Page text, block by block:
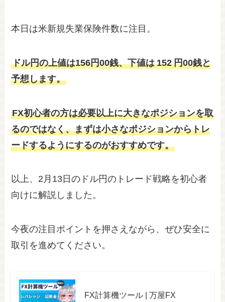
本日は米新規失業保険件数に注目。
ドル円の上値は156円00銭、下値は 152 円00銭と
予想します。
FX初心者の方は必要以上に大きなポジションを取
るのではなく、まずは小さなポジションからトレ
ードするようにするのがおすすめです。
以上、2月13日のドル円のトレード戦略を初心者
向けに解説しました。
今夜の注目ポイントを押さえながら、ぜひ安全に
取引を進めてください。
FX計算機ツール | 万屋FX